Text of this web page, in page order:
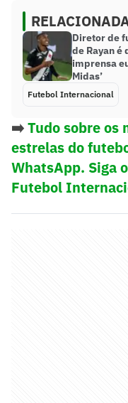
Diretor de
de Rayan é
imprensa
Midas’
Futebol Internacional
➡️Tudo sobre os
estrelas do
WhatsApp. Siga
Futebol